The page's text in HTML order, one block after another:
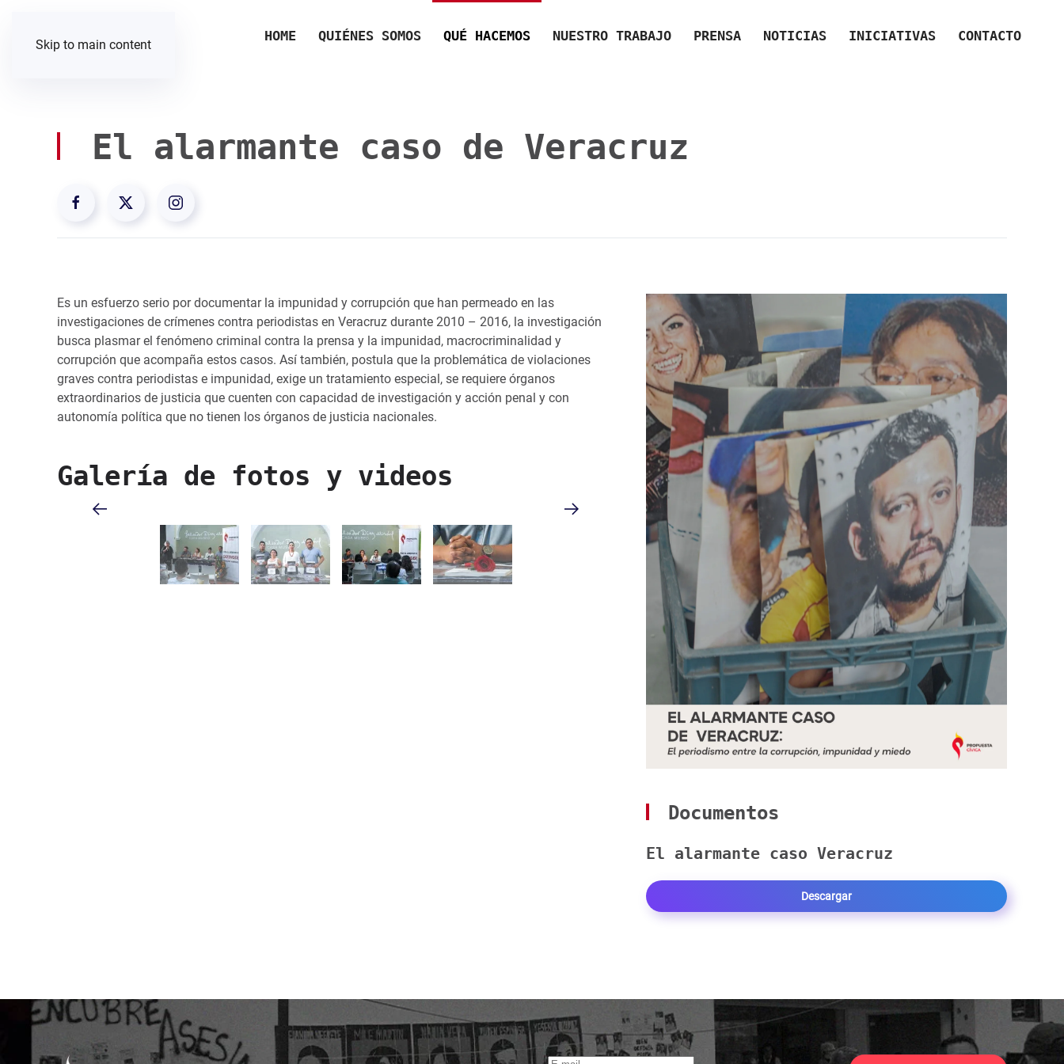
Skip to main content
HOME QUIÉNES SOMOS QUÉ HACEMOS NUESTRO TRABAJO PRENSA NOTICIAS INICIATIVAS CONTACTO
El alarmante caso de Veracruz
Es un esfuerzo serio por documentar la impunidad y corrupción que han permeado en las
investigaciones de crímenes contra periodistas en Veracruz durante 2010 – 2016, la investigación
busca plasmar el fenómeno criminal contra la prensa y la impunidad, macrocriminalidad y
corrupción que acompaña estos casos. Así también, postula que la problemática de violaciones
graves contra periodistas e impunidad, exige un tratamiento especial, se requiere órganos
extraordinarios de justicia que cuenten con capacidad de investigación y acción penal y con
autonomía política que no tienen los órganos de justicia nacionales.
Galería de fotos y videos
Pisif 2 R T 5 Wy Lpo 78 Hhmyw
Documentos
El alarmante caso Veracruz
Descargar